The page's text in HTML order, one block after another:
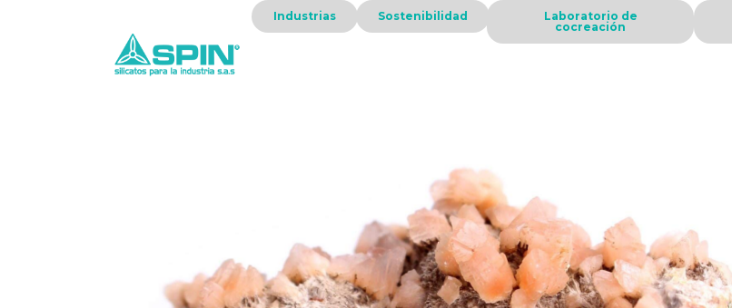
Industrias Sostenibilidad
Laboratorio de
cocreación